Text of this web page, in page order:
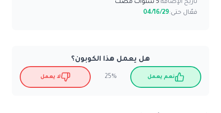
تاريخ الإضافة:5 سنوات مضت
فعّال حتى:04/16/29
هل يعمل هذا الكوبون؟
نعم يعمل 25% لا يعمل